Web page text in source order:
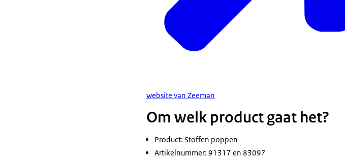
website van Zeeman
Om welk product gaat het?
Product: Stoffen poppen
Artikelnummer: 91317 en 83097